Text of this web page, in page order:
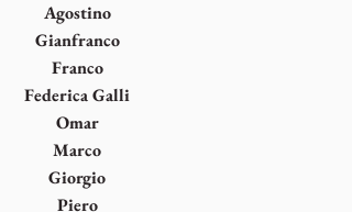
Agostino
Ferrari
Gianfranco
Ferroni
Franco
Fontana
Federica Galli
Omar
Galliani
Marco
Gastini
Giorgio
Griffa
Piero